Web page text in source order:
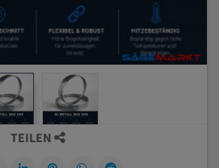
TEILEN